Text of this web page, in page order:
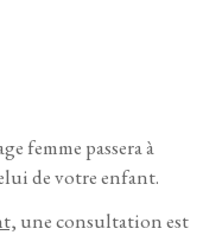
femme passera à
de votre enfant.
une consultation est